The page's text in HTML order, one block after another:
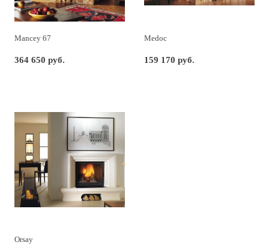
Mancey 67
364 650 руб.
Medoc
159 170 руб.
Orsay